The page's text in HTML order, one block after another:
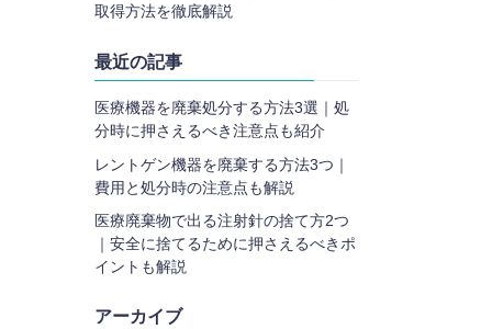
取得方法を徹底解説
最近の記事
医療機器を廃棄処分する方法3選｜処
分時に押さえるべき注意点も紹介
レントゲン機器を廃棄する方法3つ｜
費用と処分時の注意点も解説
医療廃棄物で出る注射針の捨て方2つ
｜安全に捨てるために押さえるべきポ
イントも解説
アーカイブ